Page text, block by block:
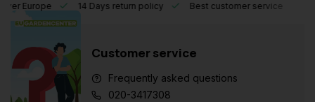
Europe 14 Days return policy Best customer service
Customer service
Frequently asked questions
020-3417308